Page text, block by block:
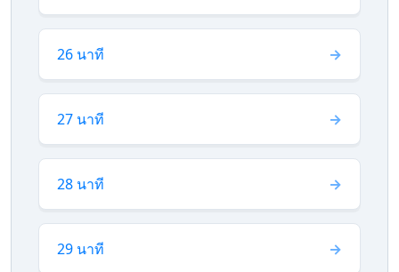
26 นาที
27 นาที
28 นาที
29 นาที